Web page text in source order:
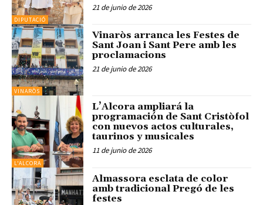
DIPUTACIÓ
21 de junio de 2026
VINARÒS
Vinaròs arranca les Festes de
Sant Joan i Sant Pere amb les
proclamacions
21 de junio de 2026
L'ALCORA
L’Alcora ampliará la
programación de Sant Cristòfol
con nuevos actos culturales,
taurinos y musicales
11 de junio de 2026
Almassora esclata de color
amb tradicional Pregó de les
festes